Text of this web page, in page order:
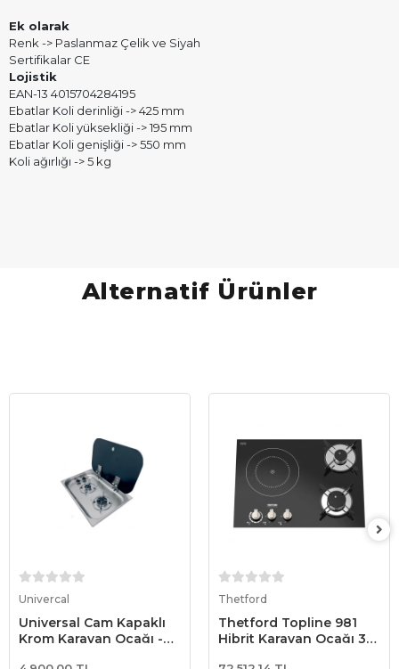
Ek olarak
Renk -> Paslanmaz Çelik ve Siyah
Sertifikalar CE
Lojistik
EAN-13 4015704284195
Ebatlar Koli derinliği -> 425 mm
Ebatlar Koli yüksekliği -> 195 mm
Ebatlar Koli genişliği -> 550 mm
Koli ağırlığı -> 5 kg
Alternatif Ürünler
Univercal
Universal Cam Kapaklı
Krom Karavan Ocağı -
Thetford
Thetford Topline 981
Hibrit Karavan Ocağı 3